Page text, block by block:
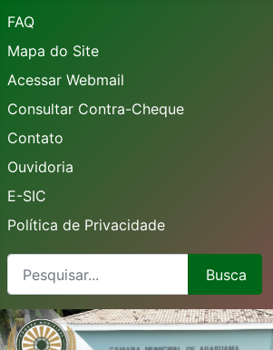
FAQ
Mapa do Site
Acessar Webmail
Consultar Contra-Cheque
Contato
Ouvidoria
E-SIC
Política de Privacidade
Type 2 or more characters for results.
Busca